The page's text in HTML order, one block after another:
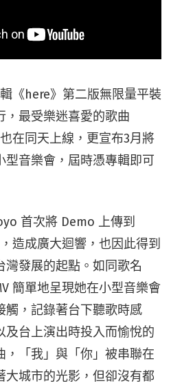
《here》第二版無限量平裝
，最受樂迷喜愛的歌曲
在同天上線，更宣布3月將
型音樂會，屆時憑專輯即可
首次將 Demo 上傳到
造成廣大迴響，也因此得到
灣發展的起點。如同歌名
簡單地呈現她在小型音樂會
觸，記錄著台下聽歌時感
及台上演出時投入而愉悅的
，「我」與「你」被串聯在
大城市的光影，但卻沒有都